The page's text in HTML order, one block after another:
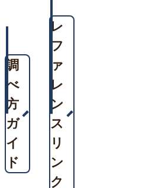
調
べ
方
ガ
イ
ド
レ
フ
ァ
レ
ン
ス
リ
ン
ク